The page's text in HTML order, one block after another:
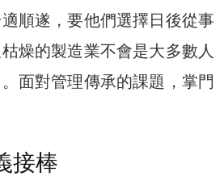
順遂，要他們選擇日後從事
燥的製造業不會是大多數人
面對管理傳承的課題，掌門
接棒